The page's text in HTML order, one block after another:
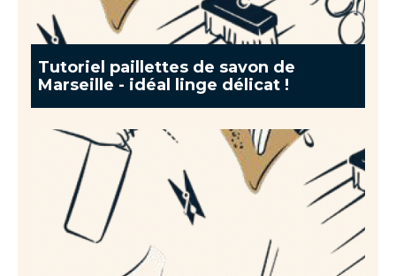
Tutoriel paillettes de savon de
Marseille - idéal linge délicat !